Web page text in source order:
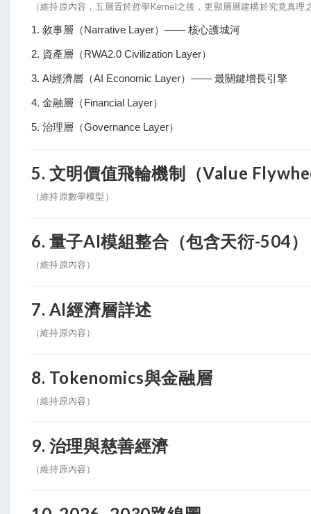
（維持原內容，五層置於哲學Kernel之後，更顯層層建構於究竟真理
敘事層（Narrative Layer）—— 核心護城河
資產層（RWA2.0 Civilization Layer）
AI經濟層（AI Economic Layer）—— 最關鍵增長引擎
金融層（Financial Layer）
治理層（Governance Layer）
5. 文明價值飛輪機制（Value
（維持原數學模型）
6. 量子AI模組整合（包含天衍-504）
（維持原內容）
7. AI經濟層詳述
（維持原內容）
8. Tokenomics與金融層
（維持原內容）
9. 治理與慈善經濟
（維持原內容）